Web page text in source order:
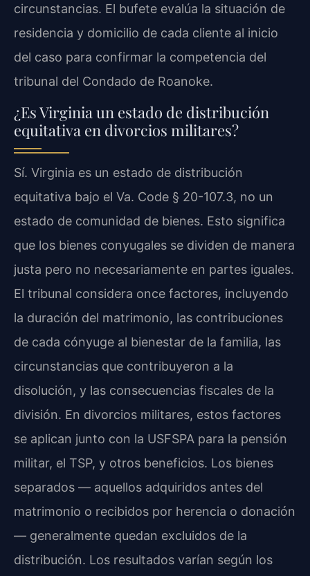
circunstancias. El bufete evalúa la situación de
residencia y domicilio de cada cliente al inicio
del caso para confirmar la competencia del
tribunal del Condado de Roanoke.
¿Es Virginia un estado de distribución
equitativa en divorcios militares?
Sí. Virginia es un estado de distribución
equitativa bajo el Va. Code § 20-107.3, no un
estado de comunidad de bienes. Esto significa
que los bienes conyugales se dividen de manera
justa pero no necesariamente en partes iguales.
El tribunal considera once factores, incluyendo
la duración del matrimonio, las contribuciones
de cada cónyuge al bienestar de la familia, las
circunstancias que contribuyeron a la
disolución, y las consecuencias fiscales de la
división. En divorcios militares, estos factores
se aplican junto con la USFSPA para la pensión
militar, el TSP, y otros beneficios. Los bienes
separados — aquellos adquiridos antes del
matrimonio o recibidos por herencia o donación
— generalmente quedan excluidos de la
distribución. Los resultados varían según los